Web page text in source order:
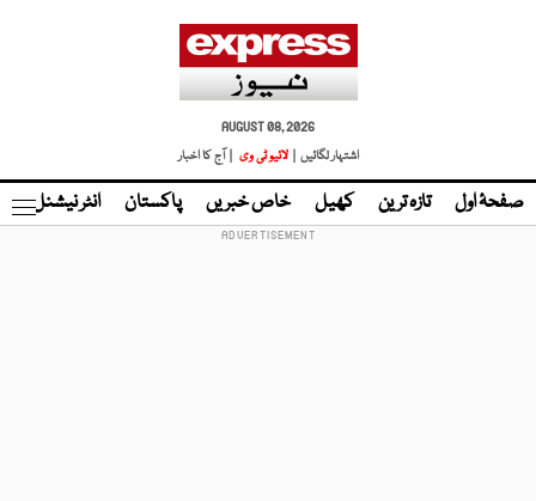
AUGUST 08, 2026
اشتہار لگائیں |
لائیو ٹی وی | آج کا اخبار
صفحۂ اول تازہ ترین کھیل خاص خبریں پاکستان انٹر نیشنل